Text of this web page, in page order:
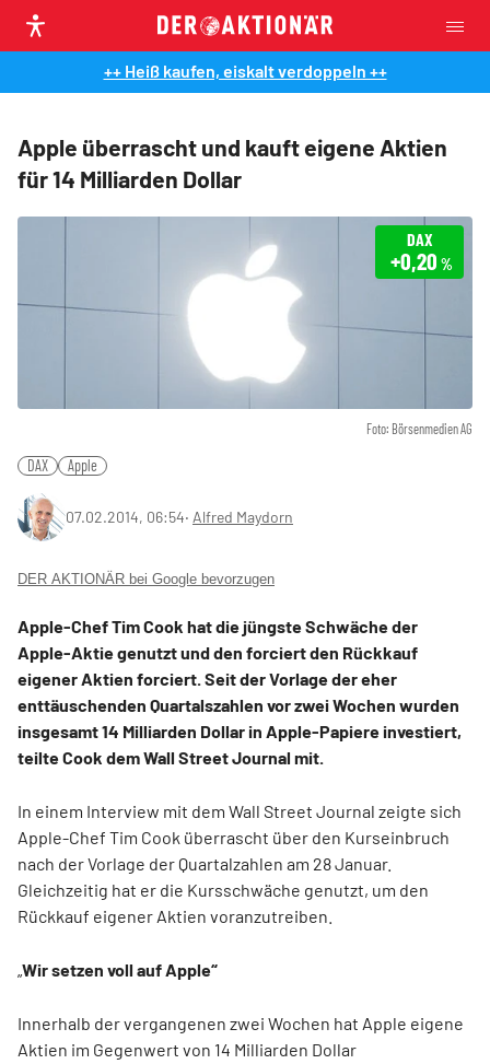
++ Heiß kaufen, eiskalt verdoppeln ++
Apple überrascht und kauft eigene Aktien
für 14 Milliarden Dollar
Foto: Börsenmedien AG
DAX
+0,20 %
DAX Apple
07.02.2014, 06:54‧ Alfred Maydorn
DER AKTIONÄR bei Google bevorzugen
Apple-Chef Tim Cook hat die jüngste Schwäche der
Apple-Aktie genutzt und den forciert den Rückkauf
eigener Aktien forciert. Seit der Vorlage der eher
enttäuschenden Quartalszahlen vor zwei Wochen wurden
insgesamt 14 Milliarden Dollar in Apple-Papiere investiert,
teilte Cook dem Wall Street Journal mit.
In einem Interview mit dem Wall Street Journal zeigte sich
Apple-Chef Tim Cook überrascht über den Kurseinbruch
nach der Vorlage der Quartalzahlen am 28 Januar.
Gleichzeitig hat er die Kursschwäche genutzt, um den
Rückkauf eigener Aktien voranzutreiben.
„Wir setzen voll auf Apple“
Innerhalb der vergangenen zwei Wochen hat Apple eigene
Aktien im Gegenwert von 14 Milliarden Dollar